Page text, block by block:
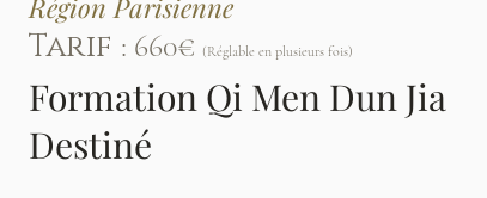
Région Parisienne
Tarif : 660€ (Réglable en plusieurs fois)
Formation Qi Men Dun Jia
Destiné